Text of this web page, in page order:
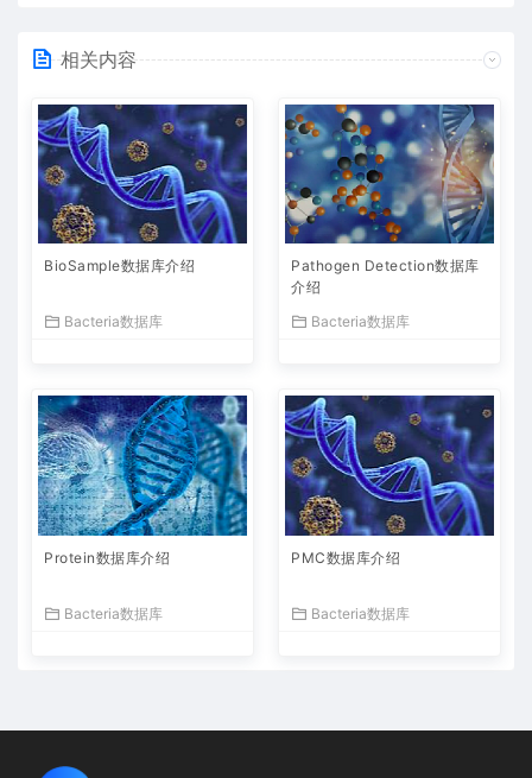
相关内容
BioSample数据库介绍
Bacteria数据库
Pathogen Detection数据库
介绍
Bacteria数据库
Protein数据库介绍
Bacteria数据库
PMC数据库介绍
Bacteria数据库